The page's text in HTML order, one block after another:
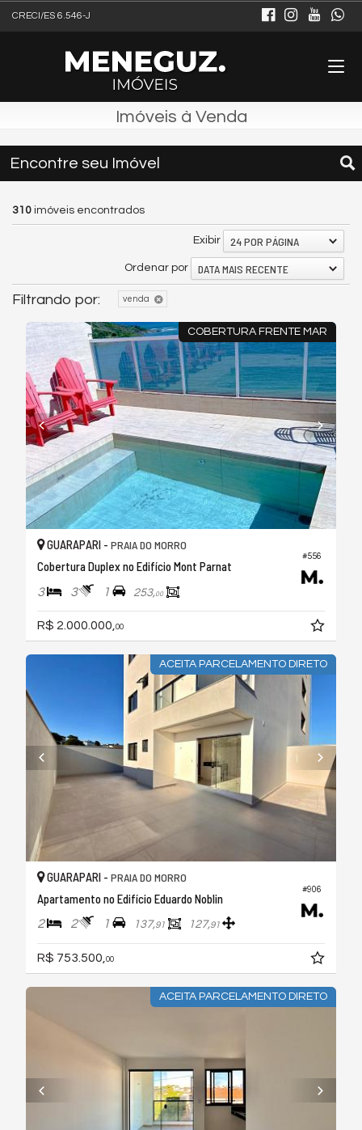
CRECI/ES 6.546-J
Imóveis à Venda
Encontre seu Imóvel
310 imóveis encontrados
Exibir 24 POR PÁGINA
Ordenar por DATA MAIS RECENTE
Filtrando por: venda
COBERTURA FRENTE MAR
#556
GUARAPARI - PRAIA DO MORRO
Cobertura Duplex no Edifício Mont Parnat
3 3 1 253,00
R$ 2.000.000, 00
ACEITA PARCELAMENTO DIRETO
#906
GUARAPARI - PRAIA DO MORRO
Apartamento no Edifício Eduardo Noblin
2 2 1 137,91 127,91
R$ 753.500,00
ACEITA PARCELAMENTO DIRETO